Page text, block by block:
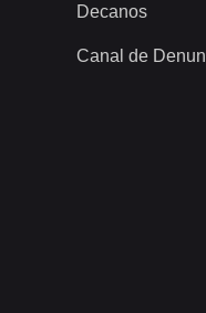
Decanos
Canal de